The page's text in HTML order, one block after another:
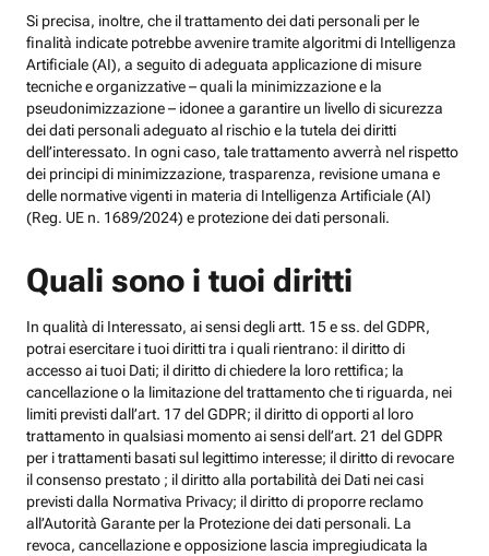
Si precisa, inoltre, che il trattamento dei dati personali per le
finalità indicate potrebbe avvenire tramite algoritmi di Intelligenza
Artificiale (AI), a seguito di adeguata applicazione di misure
tecniche e organizzative – quali la minimizzazione e la
pseudonimizzazione – idonee a garantire un livello di sicurezza
dei dati personali adeguato al rischio e la tutela dei diritti
dell’interessato. In ogni caso, tale trattamento avverrà nel rispetto
dei principi di minimizzazione, trasparenza, revisione umana e
delle normative vigenti in materia di Intelligenza Artificiale (AI)
(Reg. UE n. 1689/2024) e protezione dei dati personali.
Quali sono i tuoi diritti
In qualità di Interessato, ai sensi degli artt. 15 e ss. del GDPR,
potrai esercitare i tuoi diritti tra i quali rientrano: il diritto di
accesso ai tuoi Dati; il diritto di chiedere la loro rettifica; la
cancellazione o la limitazione del trattamento che ti riguarda, nei
limiti previsti dall’art. 17 del GDPR; il diritto di opporti al loro
trattamento in qualsiasi momento ai sensi dell’art. 21 del GDPR
per i trattamenti basati sul legittimo interesse; il diritto di revocare
il consenso prestato ; il diritto alla portabilità dei Dati nei casi
previsti dalla Normativa Privacy; il diritto di proporre reclamo
all’Autorità Garante per la Protezione dei dati personali. La
revoca, cancellazione e opposizione lascia impregiudicata la